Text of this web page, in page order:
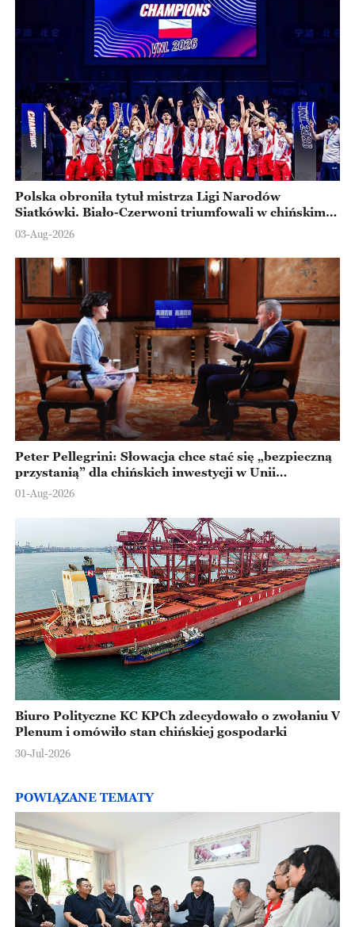
Polska obroniła tytuł mistrza Ligi Narodów
Siatkówki. Biało-Czerwoni triumfowali w chińskim
Ningbo
03-Aug-2026
Peter Pellegrini: Słowacja chce stać się „bezpieczną
przystanią” dla chińskich inwestycji w Unii
Europejskiej
01-Aug-2026
Biuro Polityczne KC KPCh zdecydowało o zwołaniu V
Plenum i omówiło stan chińskiej gospodarki
30-Jul-2026
POWIĄZANE TEMATY